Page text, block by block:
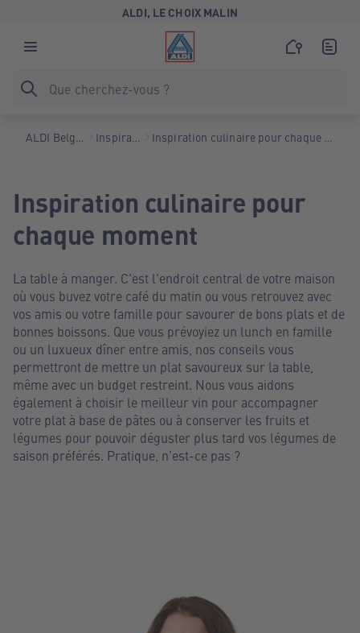
ALDI, LE CHOIX MALIN
ALDI Belgique Inspiration Inspiration culinaire pour chaque moment
Inspiration culinaire pour
chaque moment
La table à manger. C'est l'endroit central de votre maison
où vous buvez votre café du matin ou vous retrouvez avec
vos amis ou votre famille pour savourer de bons plats et de
bonnes boissons. Que vous prévoyiez un lunch en famille
ou un luxueux dîner entre amis, nos conseils vous
permettront de mettre un plat savoureux sur la table,
même avec un budget restreint. Nous vous aidons
également à choisir le meilleur vin pour accompagner
votre plat à base de pâtes ou à conserver les fruits et
légumes pour pouvoir déguster plus tard vos légumes de
saison préférés. Pratique, n’est-ce pas ?